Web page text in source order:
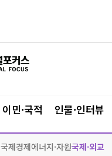
이민·국적 인물·인터뷰
국제경제에너지·자원국제·외교